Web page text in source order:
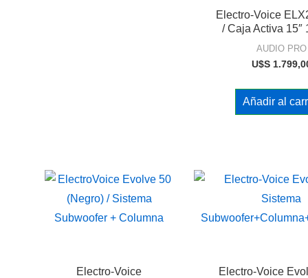
Electro-Voice
/ Caja Activa 15″
AUDIO PRO
U$S
Añadir al
Electro-Voice
Electro-Voice